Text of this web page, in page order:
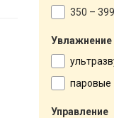
350 –
Увлажнение
паровые
Управление